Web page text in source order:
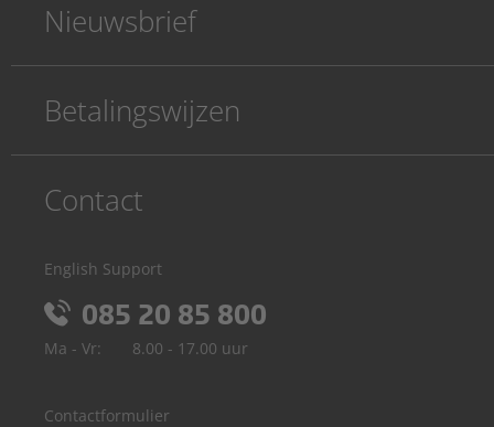
Nieuwsbrief
Betalingswijzen
Contact
English Support
085 20 85 800
Ma - Vr: 8.00 - 17.00 uur
Contactformulier